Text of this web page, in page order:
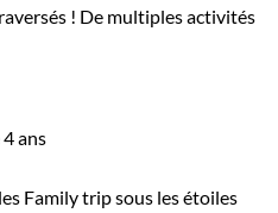
! De multiples activités
ans
Family trip sous les étoiles